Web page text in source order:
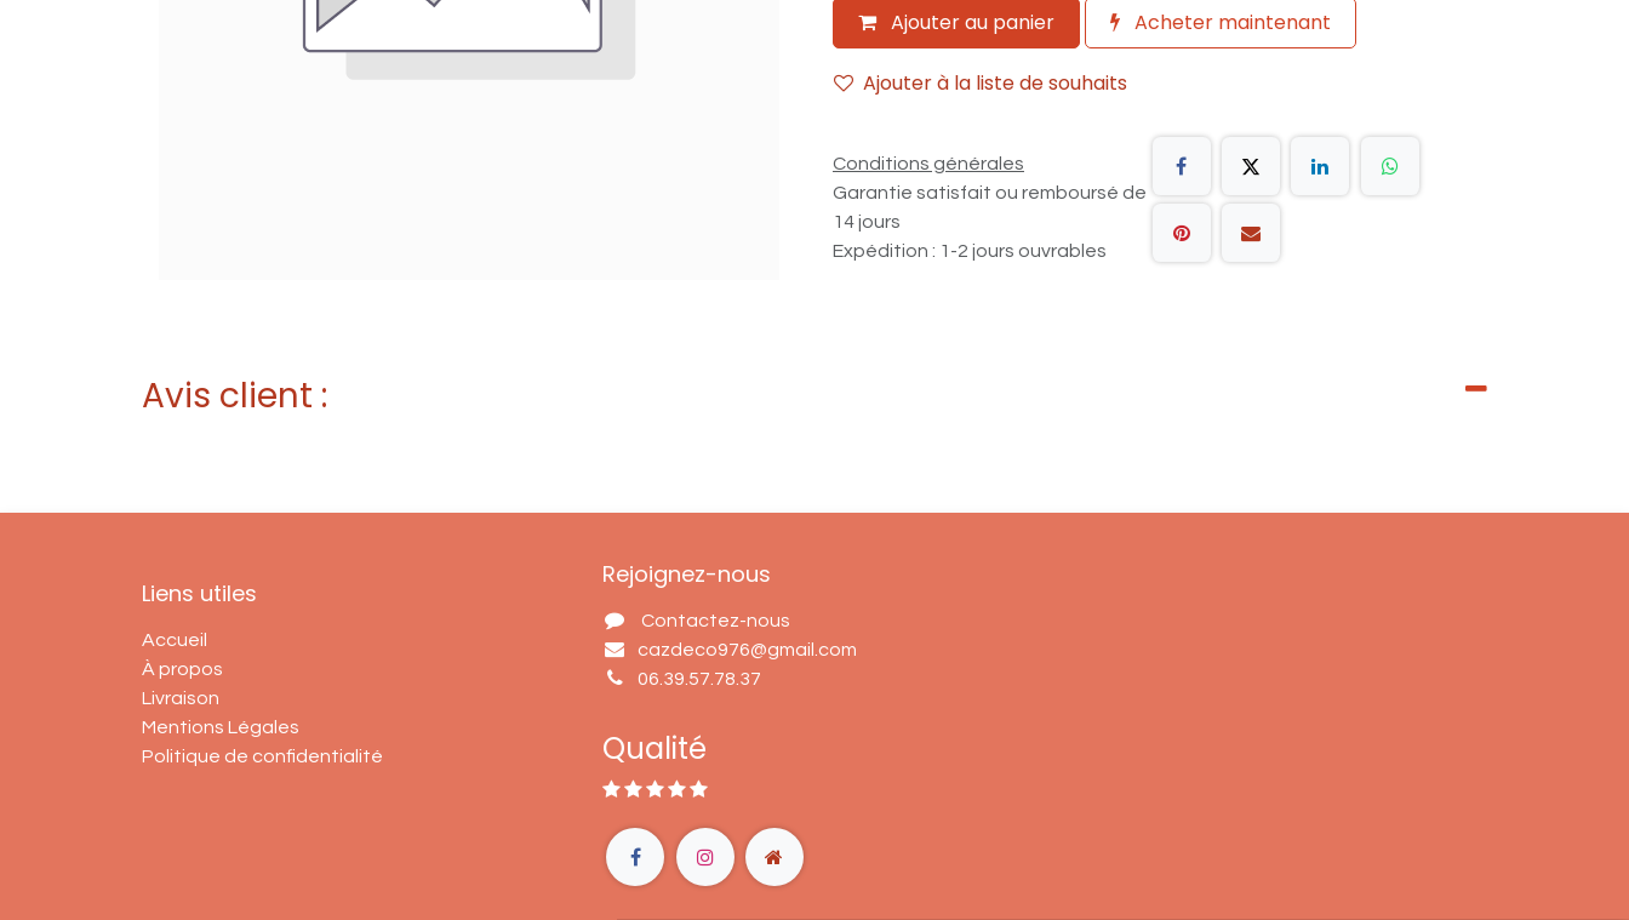
Ajouter au panier Acheter maintenant
Ajouter à la liste de souhaits
Conditions générales
Garantie satisfait ou remboursé de
14 jours
Expédition : 1-2 jours ouvrables
Avis client :
Liens utiles
Accueil
À propos
Livraison
Mentions Légales
Politique de confidentialité
Rejoignez-nous
Contactez-nous
cazdeco976@gmail.com
06.39.57.78.37
Qualité